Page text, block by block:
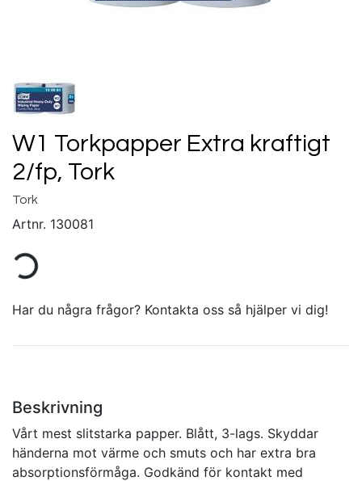
W1 Torkpapper Extra kraftigt
2/fp, Tork
Tork
Artnr. 130081
Har du några frågor? Kontakta oss så hjälper vi dig!
Beskrivning
Vårt mest slitstarka papper. Blått, 3-lags. Skyddar
händerna mot värme och smuts och har extra bra
absorptionsförmåga. Godkänd för kontakt med